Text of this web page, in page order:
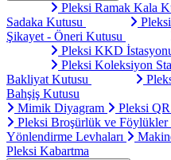
Pleksi Ramak Kala
Sadaka Kutusu
Şikayet - Öneri Kutusu
Pleksi KKD
Pleksi Koleksiyon
Bakliyat Kutusu
Bahşiş Kutusu
Mimik Diyagram
Pleksi
Pleksi Broşürlük ve Föylükler
Yönlendirme Levhaları
Pleksi Kabartma